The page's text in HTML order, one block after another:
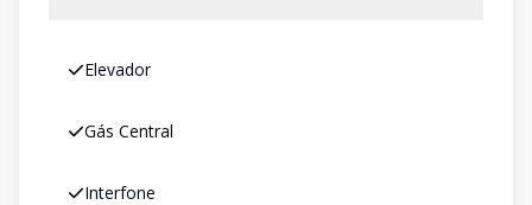
Elevador
Gás Central
Interfone